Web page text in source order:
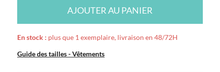
AJOUTER AU PANIER
En stock : plus que 1 exemplaire, livraison en 48/72H
Guide des tailles - Vêtements